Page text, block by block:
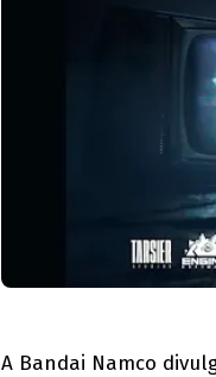
A Bandai Namco